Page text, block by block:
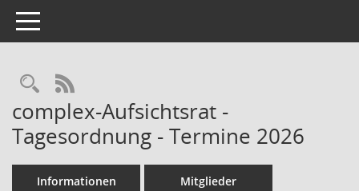
Toggle navigation
Rechercheauswahl
RSS-Feed
complex-Aufsichtsrat -
Tagesordnung - Termine 2026
Informationen Mitglieder